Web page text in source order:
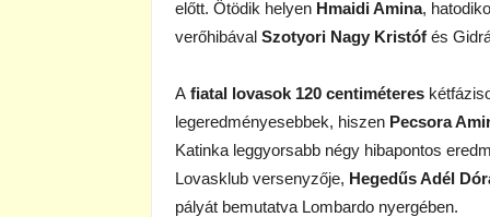
előtt. Ötödik helyen Hmaidi Amina,
verőhibával Szotyori Nagy Kristóf és
A fiatal lovasok 120 centiméteres
legeredményesebbek, hiszen Pecsora
Katinka leggyorsabb négy hibapontos
Lovasklub versenyzője, Hegedűs Adél
pályát bemutatva Lombardo nyergében.